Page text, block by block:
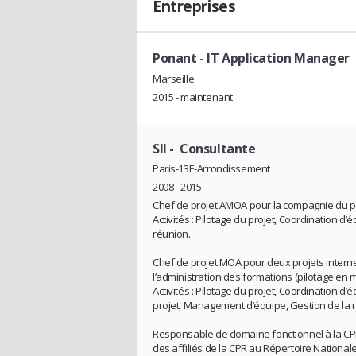
Entreprises
Ponant - IT Application Manager
Marseille
2015 - maintenant
SII - Consultante
Paris-13E-Arrondissement
2008 - 2015
Chef de projet AMOA pour la compagnie du
Activités : Pilotage du projet, Coordination
réunion.
Chef de projet MOA pour deux projets
l’administration des formations (pilotage en
Activités : Pilotage du projet, Coordination
projet, Management d’équipe, Gestion de
Responsable de domaine fonctionnel à la
des affiliés de la CPR au Répertoire